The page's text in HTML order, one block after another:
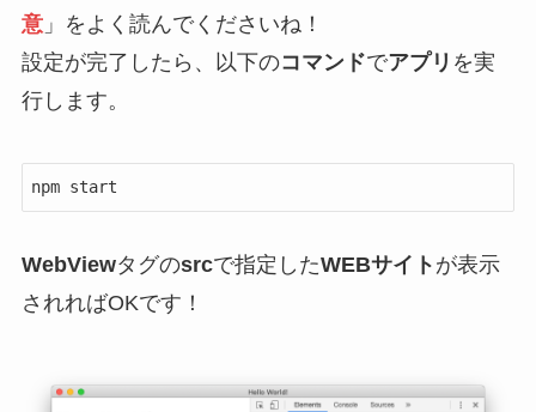
意」をよく読んでくださいね！
設定が完了したら、以下のコマンドでアプリ を実
行します。
npm start
WebViewタグのsrcで指定したWEBサイト が表示
されればOKです！